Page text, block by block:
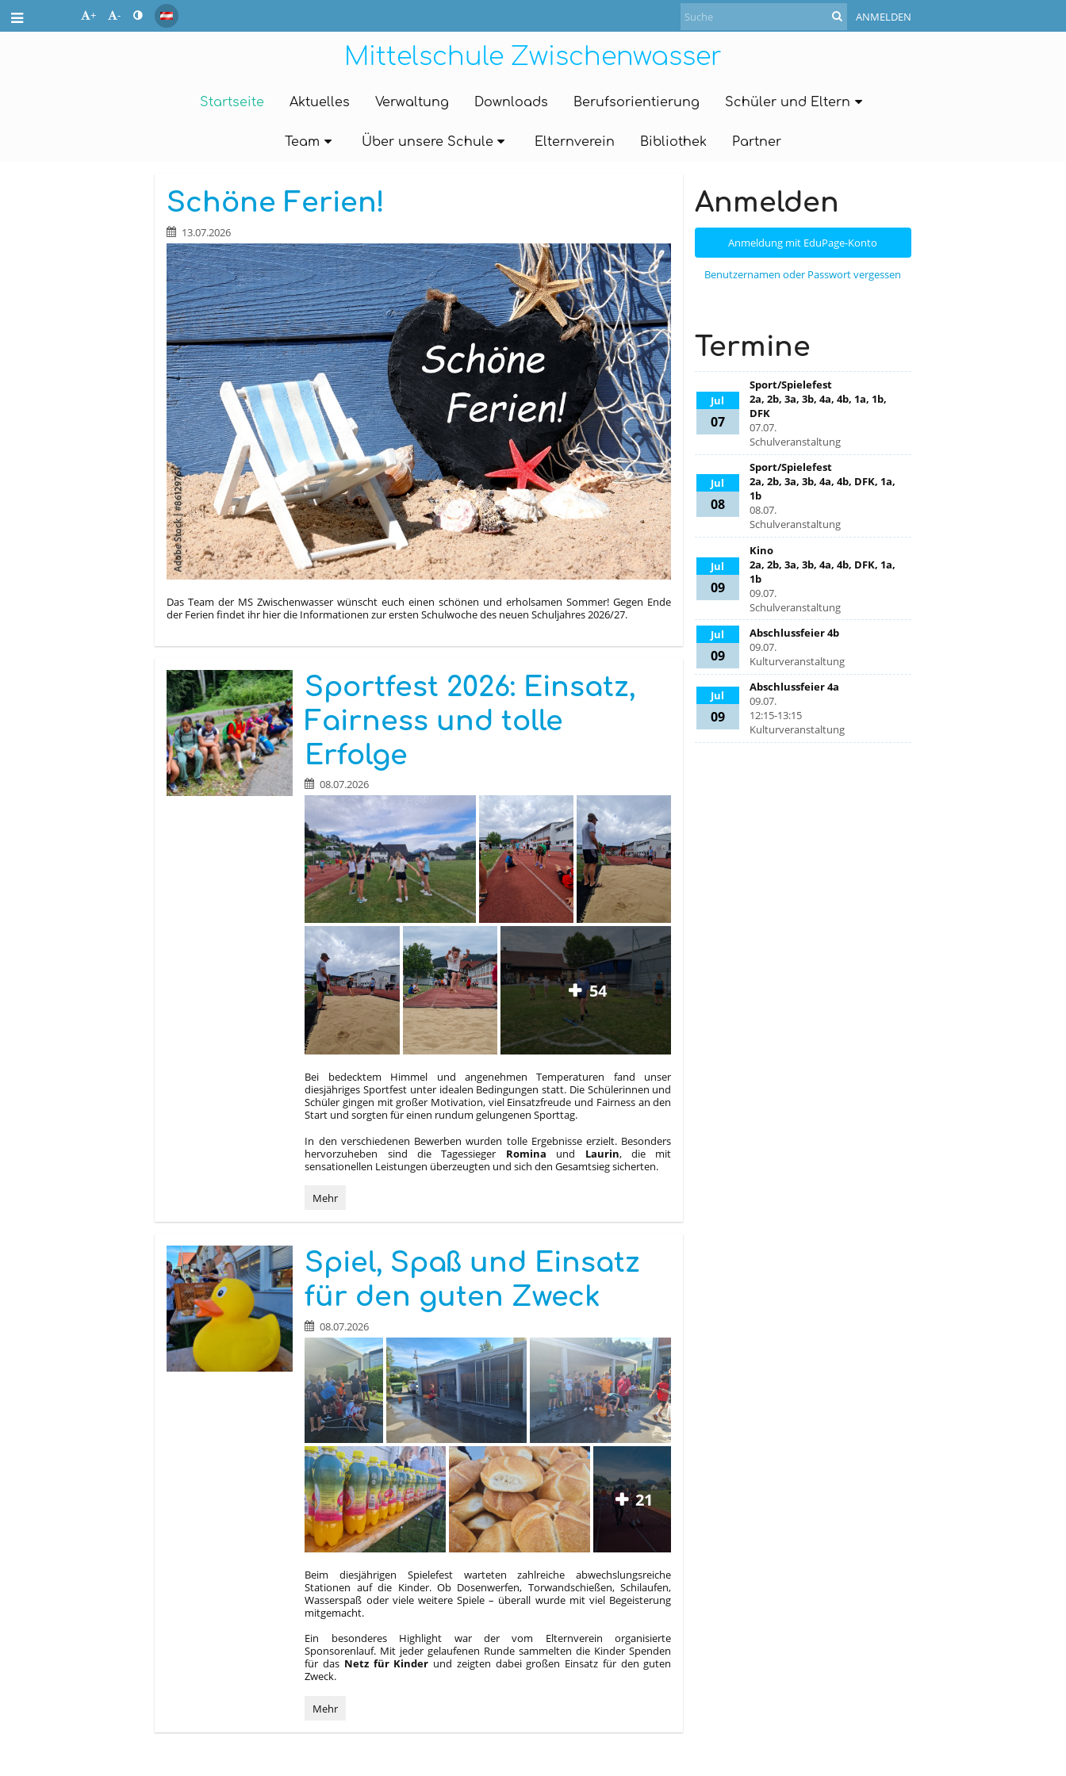
+ - ANMELDEN
Mittelschule Zwischenwasser
Startseite Aktuelles Verwaltung Downloads Berufsorientierung Schüler und Eltern
Team Über unsere Schule Elternverein Bibliothek Partner
Startseite
Schöne Ferien!
13.07.2026
Das Team der MS Zwischenwasser wünscht euch einen schönen und erholsamen Sommer! Gegen Ende
der Ferien findet ihr hier die Informationen zur ersten Schulwoche des neuen Schuljahres 2026/27.
Sportfest 2026: Einsatz,
Fairness und tolle
Erfolge
08.07.2026
54
Bei bedecktem Himmel und angenehmen Temperaturen fand unser
diesjähriges Sportfest unter idealen Bedingungen statt. Die Schülerinnen und
Schüler gingen mit großer Motivation, viel Einsatzfreude und Fairness an den
Start und sorgten für einen rundum gelungenen Sporttag.
In den verschiedenen Bewerben wurden tolle Ergebnisse erzielt. Besonders
hervorzuheben sind die Tagessieger Romina und Laurin, die mit
sensationellen Leistungen überzeugten und sich den Gesamtsieg sicherten.
Sportfest
Einsatz,
und
tolle
Erfolge:
Mehr
Spiel, Spaß und Einsatz
für den guten Zweck
08.07.2026
21
Beim diesjährigen Spielefest warteten zahlreiche abwechslungsreiche
Stationen auf die Kinder. Ob Dosenwerfen, Torwandschießen, Schilaufen,
Wasserspaß oder viele weitere Spiele – überall wurde mit viel Begeisterung
mitgemacht.
Ein besonderes Highlight war der vom Elternverein organisierte
Sponsorenlauf. Mit jeder gelaufenen Runde sammelten die Kinder Spenden
für das Netz für Kinder und zeigten dabei großen Einsatz für den guten
Zweck.
Spiel,
und
Mehr
Anmelden
Anmeldung mit EduPage-Konto
Benutzernamen oder Passwort vergessen
Termine
Jul
07
Sport/Spielefest
2a, 2b, 3a, 3b, 4a, 4b, 1a, 1b,
DFK
07.07.
Schulveranstaltung
Jul
08
Sport/Spielefest
2a, 2b, 3a, 3b, 4a, 4b, DFK, 1a,
1b
08.07.
Schulveranstaltung
Jul
09
Kino
2a, 2b, 3a, 3b, 4a, 4b, DFK, 1a,
1b
09.07.
Schulveranstaltung
Jul
09
Abschlussfeier 4b
09.07.
Kulturveranstaltung
Jul
09
Abschlussfeier 4a
09.07.
12:15-13:15
Kulturveranstaltung